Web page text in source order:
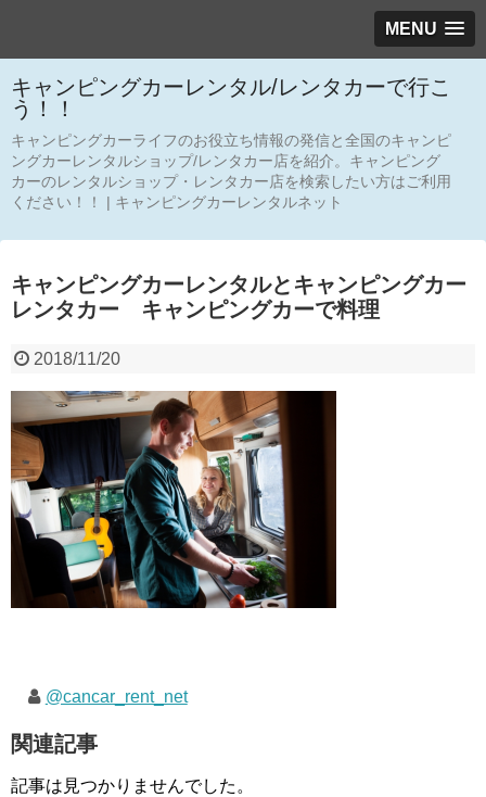
MENU
キャンピングカーレンタル/レンタカーで行こ
う！！
キャンピングカーライフのお役立ち情報の発信と全国のキャンピ
ングカーレンタルショップ/レンタカー店を紹介。キャンピング
カーのレンタルショップ・レンタカー店を検索したい方はご利用
ください！！ | キャンピングカーレンタルネット
キャンピングカーレンタルとキャンピングカー
レンタカー キャンピングカーで料理
2018/11/20
@cancar_rent_net
関連記事
記事は見つかりませんでした。